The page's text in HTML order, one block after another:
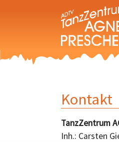
Zum Hauptinhalt springen
Kontakt
TanzZentrum
Inh.: Carsten